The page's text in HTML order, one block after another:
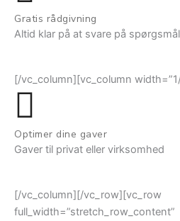
Gratis rådgivning
Altid klar på at svare på spørgsmål
[/vc_column][vc_column
Optimer dine gaver
Gaver til privat eller virksomhed
[/vc_column][/vc_row][vc_row
full_width=”stretch_row_content”